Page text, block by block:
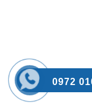
0972